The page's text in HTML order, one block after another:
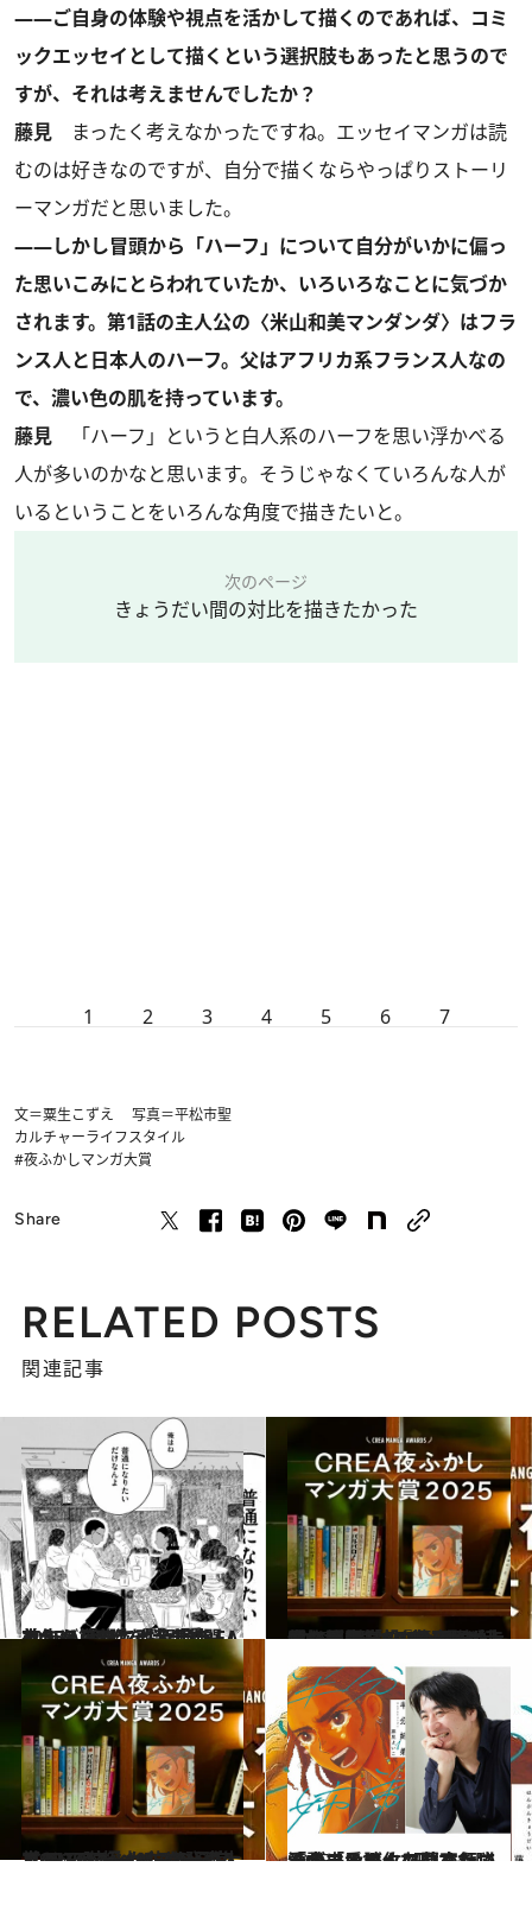
――ご自身の体験や視点を活かして描くのであれば、コミ
ックエッセイとして描くという選択肢もあったと思うので
すが、それは考えませんでしたか？
藤見 まったく考えなかったですね。エッセイマンガは読
むのは好きなのですが、自分で描くならやっぱりストーリ
ーマンガだと思いました。
――しかし冒頭から「ハーフ」について自分がいかに偏っ
た思いこみにとらわれていたか、いろいろなことに気づか
されます。第1話の主人公の〈米山和美マンダンダ〉はフラ
ンス人と日本人のハーフ。父はアフリカ系フランス人なの
で、濃い色の肌を持っています。
藤見 「ハーフ」というと白人系のハーフを思い浮かべる
人が多いのかなと思います。そうじゃなくていろんな人が
いるということをいろんな角度で描きたいと。
次のページ
きょうだい間の対比を描きたかった
1 2 3 4 5 6 7
文＝粟生こずえ 写真＝平松市聖
カルチャーライフスタイル
#夜ふかしマンガ大賞
Share
RELATED POSTS
関連記事
2025.10.15
弟から「俺、改名した」と告げられて… 「CREA夜ふかしマンガ大賞2025」第1位『半分姉弟』 第1話を特別公開！
カルチャー 2025.10.15
3位は『邪神の弁当屋さん』、2位は『壇蜜』…大賞に輝いたのは、現代社会に問題を投げかける話題作！ 「CREA夜ふかしマンガ大賞2025」1位～5位を発表
カルチャー
2025.10.15
【CREA夜ふかしマンガ大賞2025】極上のボーイフッド・ストーリーからファッションヘルスの日常まで…6位～10位を発表！
カルチャー 2025.10.15
「今一番ワクワクさせてくれる。読んでいても脳汁が出る」佐久間宣行さんの「いま人に薦めたい愛読マンガ」4冊
カルチャー